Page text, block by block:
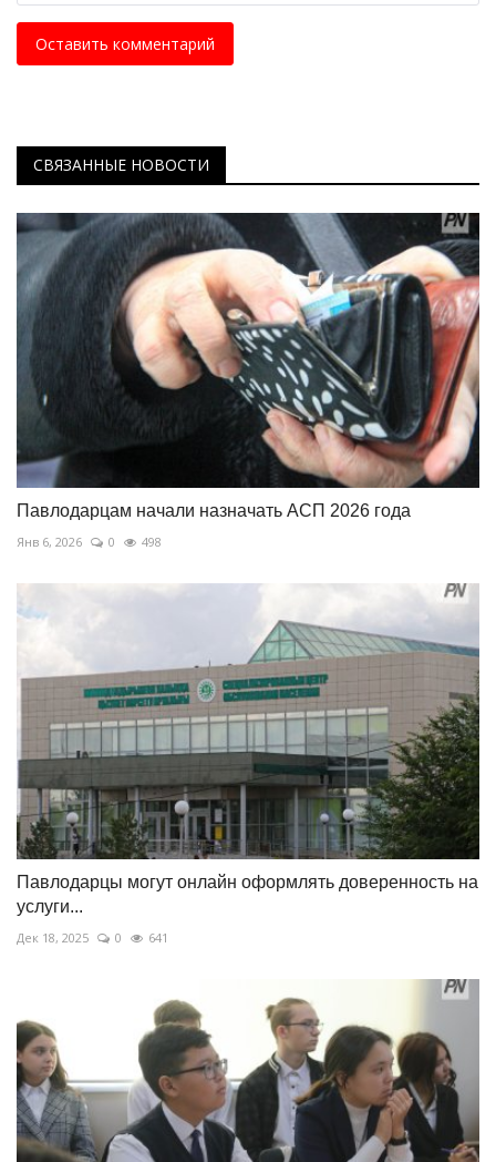
Оставить комментарий
СВЯЗАННЫЕ НОВОСТИ
Павлодарцам начали назначать АСП 2026 года
Янв 6, 2026 0 498
Павлодарцы могут онлайн оформлять доверенность на
услуги...
Дек 18, 2025 0 641